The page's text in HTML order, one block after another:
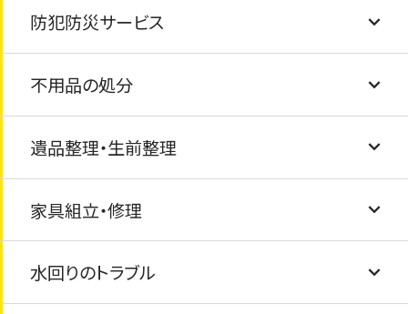
壁紙・クロスの張替え
フローリング交換
玄関の鍵交換・ドアノブ交換
窓ガラス・サッシ交換・内窓（インプラス）設置
駐車場コンクリート工事
草むしり・庭掃除
外観クリーニング
物置・カーポートの解体・撤去
防犯防災サービス
防犯カメラ・ライトの設置
家具の固定・転倒防止
不用品の処分
粗大ごみの処分
風呂釜と浴槽の撤去と処分
テレビ・冷蔵庫・洗濯機・乾燥機・マッサージチ
ェアの処分
遺品整理・生前整理
ゴミ屋敷清掃・汚部屋清掃
遺品整理のお手伝い
家具組立・修理
家具の修繕
水回りのトラブル